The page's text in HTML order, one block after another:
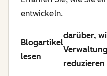
entwickeln.
Blogartikel
lesen
darüber,
reduzieren